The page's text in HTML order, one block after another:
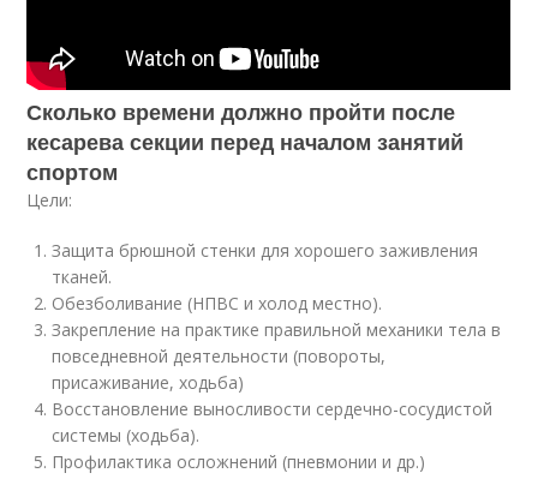
Сколько времени должно пройти после
кесарева секции перед началом занятий
спортом
Цели:
Защита брюшной стенки для хорошего заживления
тканей.
Обезболивание (НПВС и холод местно).
Закрепление на практике правильной механики тела в
повседневной деятельности (повороты,
присаживание, ходьба)
Восстановление выносливости сердечно-сосудистой
системы (ходьба).
Профилактика осложнений (пневмонии и др.)